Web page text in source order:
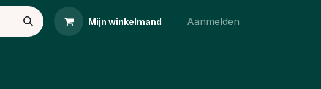
Mijn winkelmand Aanmelden